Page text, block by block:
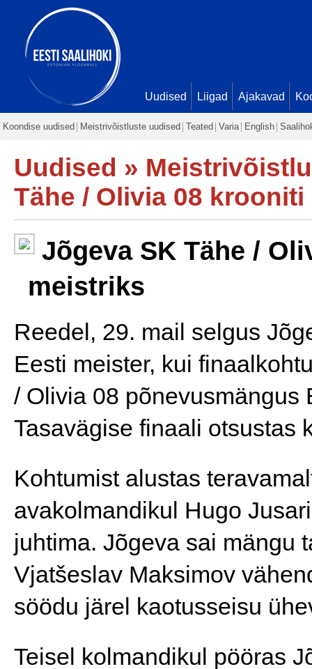
Uudised Liigad Ajakavad
Koondise uudised Meistrivõistluste uudised Teated Varia English
Uudised »
Tähe / Olivia 08
Jõgeva SK Tähe /
meistriks
Reedel, 29. mail selgus
Eesti meister, kui
/ Olivia 08 põnevusmängus
Tasavägise finaali otsustas
Kohtumist alustas
avakolmandikul Hugo
juhtima. Jõgeva sai mängu
Vjatšeslav Maksimov
söödu järel kaotusseisu
Teisel kolmandikul pööras